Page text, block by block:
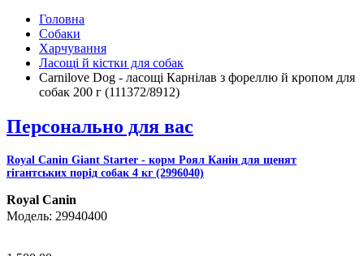
Головна
Собаки
Харчування
Ласощі й кістки для собак
Carnilove Dog - ласощі Карнілав з фореллю й кропом для
собак 200 г (111372/8912)
Персонально для вас
Royal Canin Giant Starter - корм Роял Канін для щенят
гігантських порід собак 4 кг (2996040)
Royal Canin
29940400